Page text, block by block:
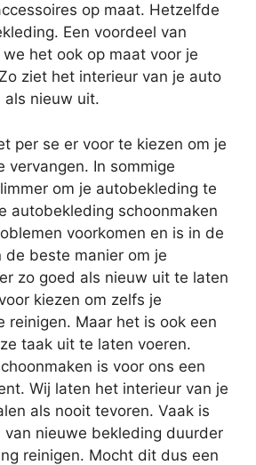
op maat. Hetzelfde
Een voordeel van
het ook op maat voor je
ziet het interieur van je auto
als nieuw uit.
per se er voor te kiezen om je
vervangen. In sommige
om je autobekleding te
autobekleding schoonmaken
voorkomen en is in de
de beste manier om je
zo goed als nieuw uit te laten
kiezen om zelfs je
reinigen. Maar het is ook een
taak uit te laten voeren.
is voor ons een
Wij laten het interieur van je
als nooit tevoren. Vaak is
van nieuwe bekleding duurder
reinigen. Mocht dit dus een